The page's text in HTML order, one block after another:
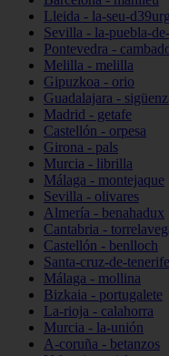
Lleida - la-seu-
Sevilla - la-puebla-
Pontevedra -
Melilla - melilla
Gipuzkoa - orio
Guadalajara -
Madrid - getafe
Castellón - orpesa
Girona - pals
Murcia - librilla
Málaga - montejaque
Sevilla - olivares
Almería - benahadux
Cantabria -
Castellón - benlloch
Santa-cruz-de-
Málaga - mollina
Bizkaia - portugalete
La-rioja - calahorra
Murcia - la-unión
A-coruña - betanzos